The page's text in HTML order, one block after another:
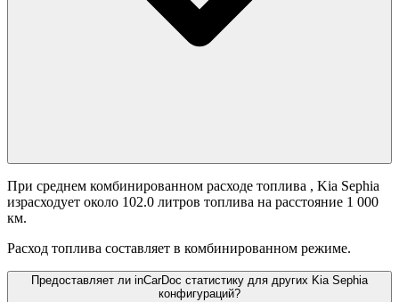
При среднем комбинированном расходе топлива , Kia Sephia
израсходует около 102.0 литров топлива на расстояние 1 000
км.
Расход топлива составляет в комбинированном режиме.
Предоставляет ли inCarDoc статистику для других Kia Sephia
конфигураций?